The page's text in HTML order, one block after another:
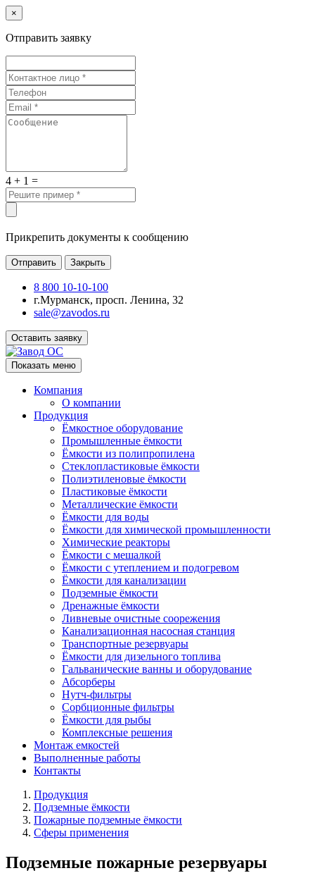
×
Отправить заявку
4 + 1 =
Прикрепить документы к сообщению
Отправить Закрыть
8 800 10-10-100
г.Мурманск, просп. Ленина, 32
sale@zavodos.ru
Оставить заявку
Показать меню
Компания
О компании
Продукция
Ёмкостное оборудование
Промышленные ёмкости
Ёмкости из полипропилена
Стеклопластиковые ёмкости
Полиэтиленовые ёмкости
Пластиковые ёмкости
Металлические ёмкости
Ёмкости для воды
Ёмкости для химической промышленности
Химические реакторы
Ёмкости с мешалкой
Ёмкости с утеплением и подогревом
Ёмкости для канализации
Подземные ёмкости
Дренажные ёмкости
Ливневые очистные соорежения
Канализационная насосная станция
Транспортные резервуары
Ёмкости для дизельного топлива
Гальванические ванны и оборудование
Абсорберы
Нутч-фильтры
Сорбционные фильтры
Ёмкости для рыбы
Комплексные решения
Монтаж емкостей
Выполненные работы
Контакты
Продукция
Подземные ёмкости
Пожарные подземные ёмкости
Сферы применения
Подземные пожарные резервуары